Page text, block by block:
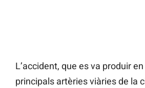
L’accident, que es va produir
principals artèries viàries de la